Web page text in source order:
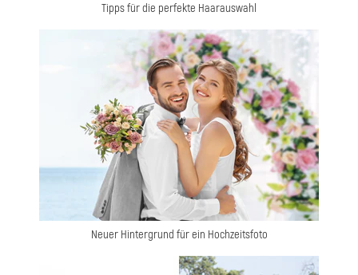
Tipps für die perfekte Haarauswahl
Neuer Hintergrund für ein Hochzeitsfoto